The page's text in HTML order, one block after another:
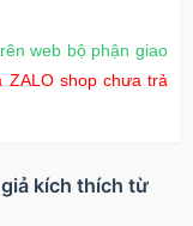
web bộ phận giao
ZALO shop chưa trả
kích thích từ